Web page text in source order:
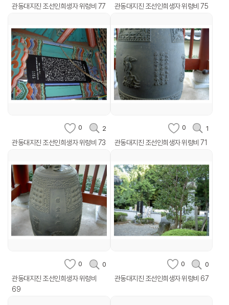
관동대지진 조선인희생자 위령비 77 관동대지진 조선인희생자 위령비 75
0 2
관동대지진 조선인희생자 위령비 73
0 1
관동대지진 조선인희생자 위령비 71
0 0
관동대지진 조선인희생자 위령비
69
0 0
관동대지진 조선인희생자 위령비 67